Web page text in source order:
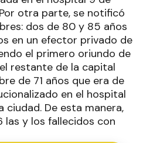
otra parte, se notificó
dos de 80 y 85 años
en un efector privado de
el primero oriundo de
restante de la capital
de 71 años que era de
en el hospital
ciudad. De esta manera,
las y los fallecidos con